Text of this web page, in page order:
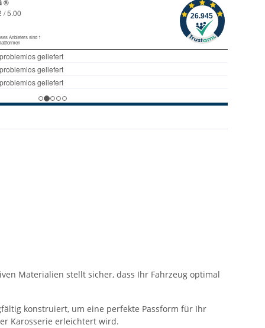
Materialien stellt sicher, dass Ihr Fahrzeug optimal
konstruiert, um eine perfekte Passform für Ihr
Karosserie erleichtert wird.